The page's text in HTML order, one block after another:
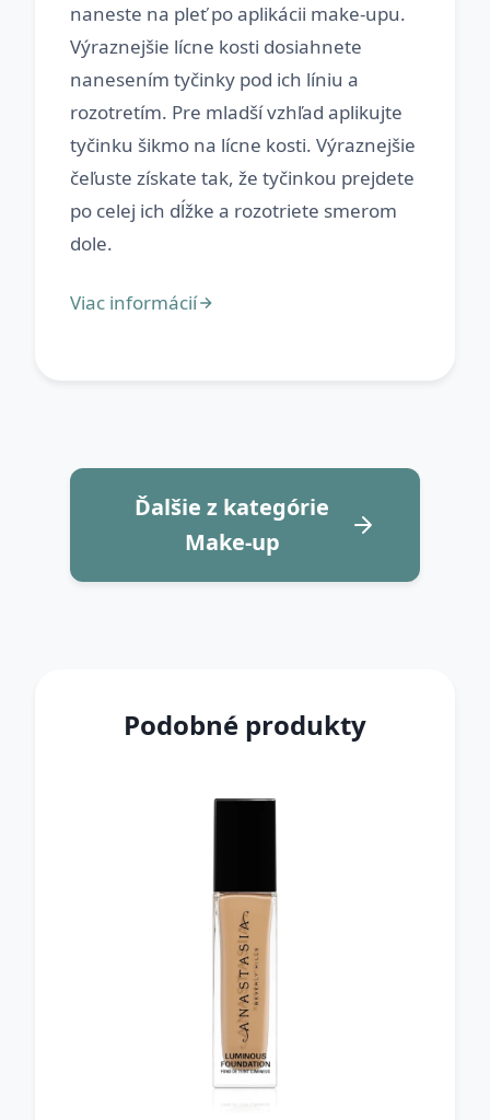
naneste na pleť po aplikácii make-upu.
Výraznejšie lícne kosti dosiahnete
nanesením tyčinky pod ich líniu a
rozotretím. Pre mladší vzhľad aplikujte
tyčinku šikmo na lícne kosti. Výraznejšie
čeľuste získate tak, že tyčinkou prejdete
po celej ich dĺžke a rozotriete smerom
Ďalšie z kategórie
Make-up
Podobné produkty